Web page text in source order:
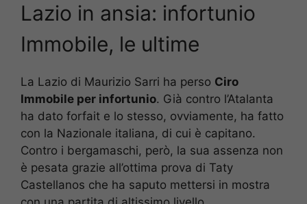
Lazio in ansia: infortunio
Immobile, le ultime
La Lazio di Maurizio Sarri ha perso Ciro
Immobile per infortunio. Già contro l’Atalanta
ha dato forfait e lo stesso, ovviamente, ha fatto
con la Nazionale italiana, di cui è capitano.
Contro i bergamaschi, però, la sua assenza non
è pesata grazie all’ottima prova di Taty
Castellanos che ha saputo mettersi in mostra